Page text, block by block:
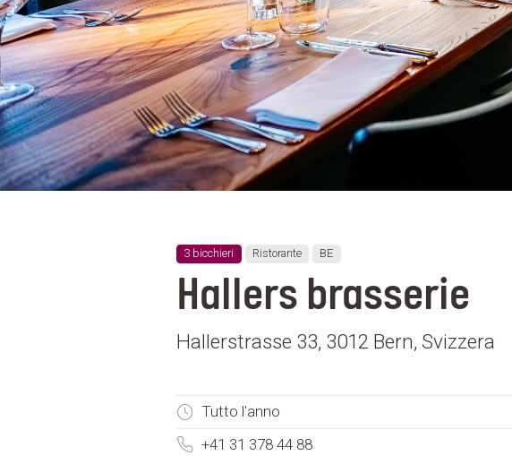
3 bicchieri Ristorante BE
Hallers brasserie
Hallerstrasse 33, 3012 Bern, Svizzera
Tutto l'anno
+41 31 378 44 88